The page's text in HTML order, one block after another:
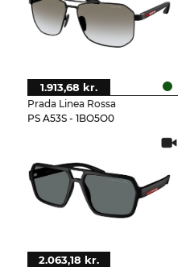
Prada Linea Rossa
PS A53S - 1BO5O0
1.913,68 kr.
2.063,18 kr.